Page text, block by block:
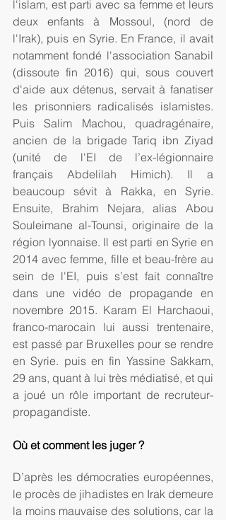
l'islam, est parti avec sa femme et leurs
deux enfants à Mossoul, (nord de
l'Irak), puis en Syrie. En France, il avait
notamment fondé l'association Sanabil
(dissoute fin 2016) qui, sous couvert
d'aide aux détenus, servait à fanatiser
les prisonniers radicalisés islamistes.
Puis Salim Machou, quadragénaire,
ancien de la brigade Tariq ibn Ziyad
(unité de l'EI de l’ex-légionnaire
français Abdelilah Himich). Il a
beaucoup sévit à Rakka, en Syrie.
Ensuite, Brahim Nejara, alias Abou
Souleimane al-Tounsi, originaire de la
région lyonnaise. Il est parti en Syrie en
2014 avec femme, fille et beau-frère au
sein de l'EI, puis s’est fait connaître
dans une vidéo de propagande en
novembre 2015. Karam El Harchaoui,
franco-marocain lui aussi trentenaire,
est passé par Bruxelles pour se rendre
en Syrie. puis en fin Yassine Sakkam,
29 ans, quant à lui très médiatisé, et qui
a joué un rôle important de recruteur-
propagandiste.
Où et comment les juger ?
D’après les démocraties européennes,
le procès de jihadistes en Irak demeure
la moins mauvaise des solutions, car la